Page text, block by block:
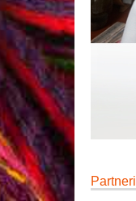
Partneri